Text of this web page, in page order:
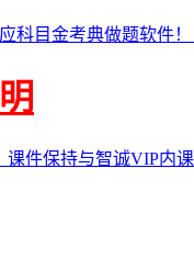
目金考典做题软件
课件保持与智诚VIP